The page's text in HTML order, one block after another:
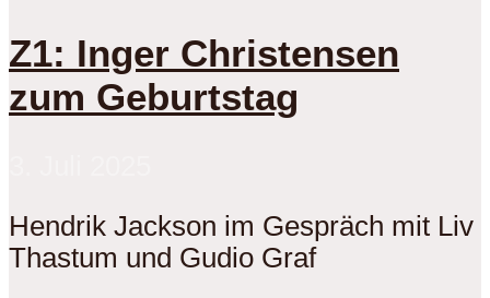
Z1: Inger Christensen
zum Geburtstag
Hendrik Jackson im Gespräch mit Liv
Thastum und Gudio Graf